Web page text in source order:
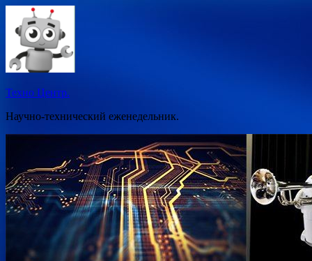
Перейти
содержимому
Техно Центр.
Научно-технический еженедельник.